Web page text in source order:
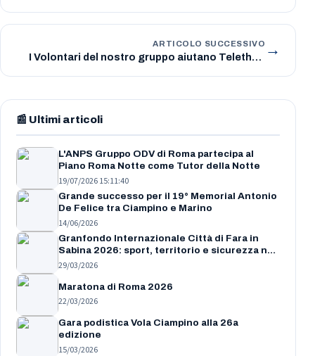
ARTICOLO SUCCESSIVO
I Volontari del nostro gruppo aiutano Telethon
→
📰 Ultimi articoli
L'ANPS Gruppo ODV di Roma partecipa al
Piano Roma Notte come Tutor della Notte
19/07/2026 15:11:40
Grande successo per il 19° Memorial Antonio
De Felice tra Ciampino e Marino
14/06/2026
Granfondo Internazionale Città di Fara in
Sabina 2026: sport, territorio e sicurezza nel
cuore della Sabina
29/03/2026
Maratona di Roma 2026
22/03/2026
Gara podistica Vola Ciampino alla 26a
edizione
15/03/2026